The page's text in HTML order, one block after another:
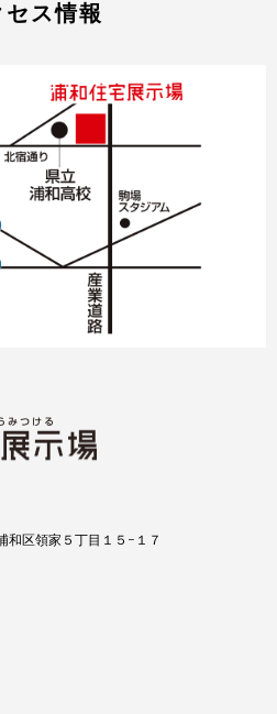
セス情報
和区領家５丁目１５−１７